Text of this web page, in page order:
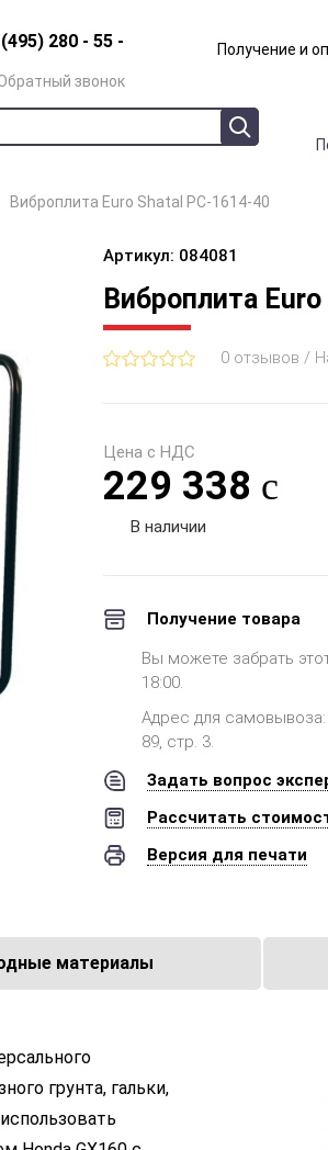
280 - 55 -
звонок
Получение и
Виброплита Euro Shatal PC-1614-40
Артикул: 084081
Виброплита
0 отзывов /
Цена с НДС
229 338
В наличии
Получение товара
Вы можете забрать
18:00.
Адрес для самовывоза:
89, стр. 3.
Задать вопрос
Рассчитать
Версия для печати
материалы
грунта, гальки,